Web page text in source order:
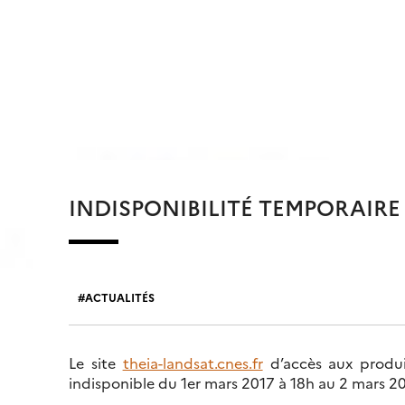
INDISPONIBILITÉ
ACTUALITÉS
Le site theia-landsat.cnes.frd’accès aux
indisponible du 1er mars 2017 à 18h au 2 mars